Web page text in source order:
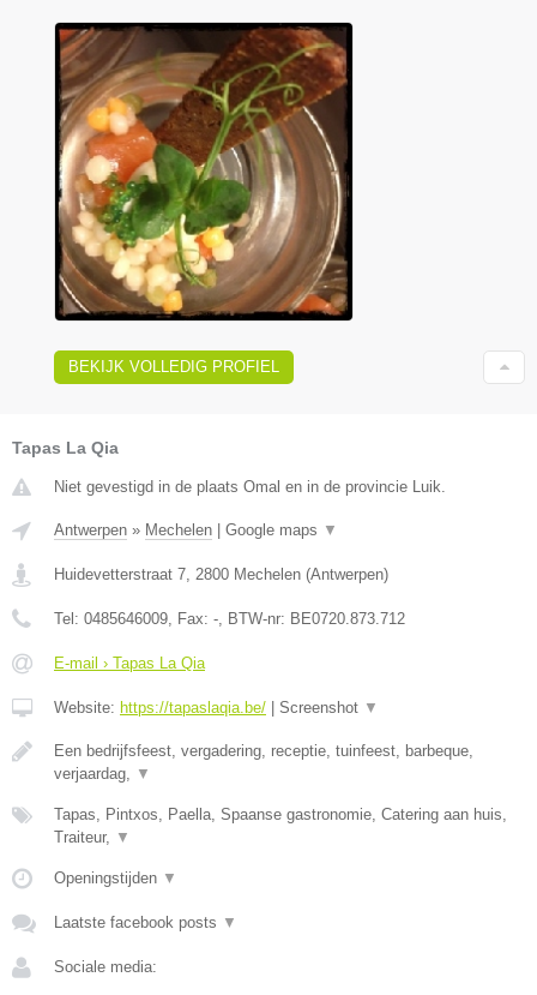
BEKIJK VOLLEDIG PROFIEL
Tapas La Qia
Niet gevestigd in de plaats Omal en in de provincie Luik.
Antwerpen » Mechelen | Google maps ▼
Huidevetterstraat 7 2800 Mechelen (Antwerpen)
Tel: 0485646009 , Fax: - , BTW-nr: BE0720.873.712
E-mail › Tapas La Qia
Website: https://tapaslaqia.be/ | Screenshot ▼
Een bedrijfsfeest, vergadering, receptie, tuinfeest, barbeque,
verjaardag,
▼
Tapas, Pintxos, Paella, Spaanse gastronomie, Catering aan huis,
Traiteur,
▼
Openingstijden ▼
Laatste facebook posts ▼
Sociale media: